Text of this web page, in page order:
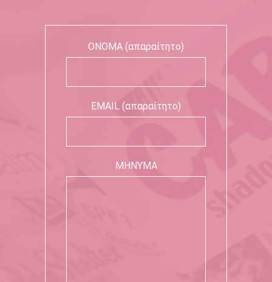
ΟΝΟΜΑ (απαραίτητο)
EMAIL (απαραίτητο)
ΜΗΝΥΜΑ